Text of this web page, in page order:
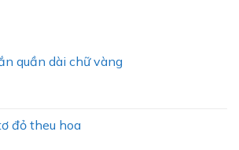
quần dài chữ vàng
đỏ theu hoa